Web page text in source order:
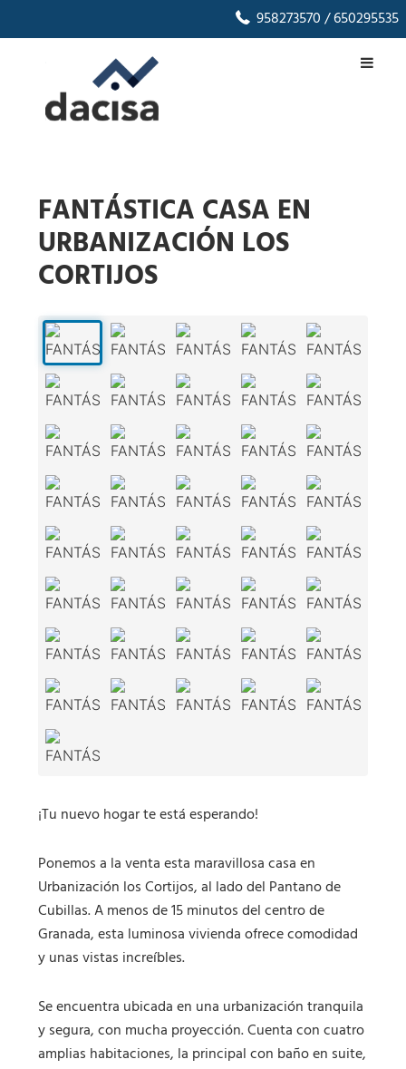
958273570/ 650295535
FANTÁSTICA CASA EN
URBANIZACIÓN LOS
CORTIJOS
¡Tu nuevo hogar te está esperando!
Ponemos a la venta esta maravillosa casa en
Urbanización los Cortijos, al lado del Pantano de
Cubillas. A menos de 15 minutos del centro de
Granada, esta luminosa vivienda ofrece comodidad
y unas vistas increíbles.
Se encuentra ubicada en una urbanización tranquila
y segura, con mucha proyección. Cuenta con cuatro
amplias habitaciones, la principal con baño en suite,